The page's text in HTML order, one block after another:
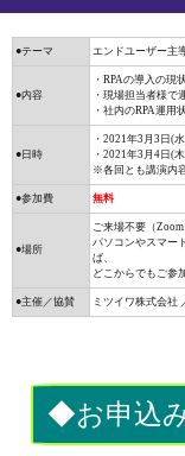
●テーマ エンドユーザー主
●内容
・RPAの導入の現
・現場担当者様で
・社内のRPA運用
●日時
・2021年3月3日(
・2021年3月4日(
※各回とも講演内
●参加費 無料
●場所
ご来場不要（Zoom
パソコンやスマー
ば、
どこからでもご参
●主催／協賛 ミツイワ株式会社
◆お申込